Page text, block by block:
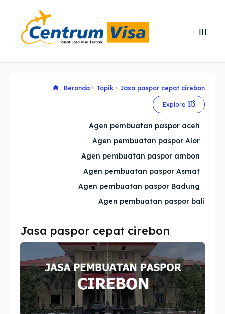
Cari
Cari
Explore our destinations
Imta
Legalisir
Apostille
Penerjemah
Explore our destinations
Imta
Legalisir
Apostille
Penerjemah
Beranda Topik Jasa paspor cepat cirebon
Explore
Agen pembuatan paspor aceh
Agen pembuatan paspor Alor
Agen pembuatan paspor ambon
Agen pembuatan paspor Asmat
Agen pembuatan paspor Badung
Agen pembuatan paspor bali
Jasa paspor cepat cirebon